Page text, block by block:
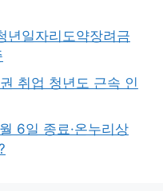
년일자리도약장려금
취업 청년도 근속 인
6일 종료·온누리상